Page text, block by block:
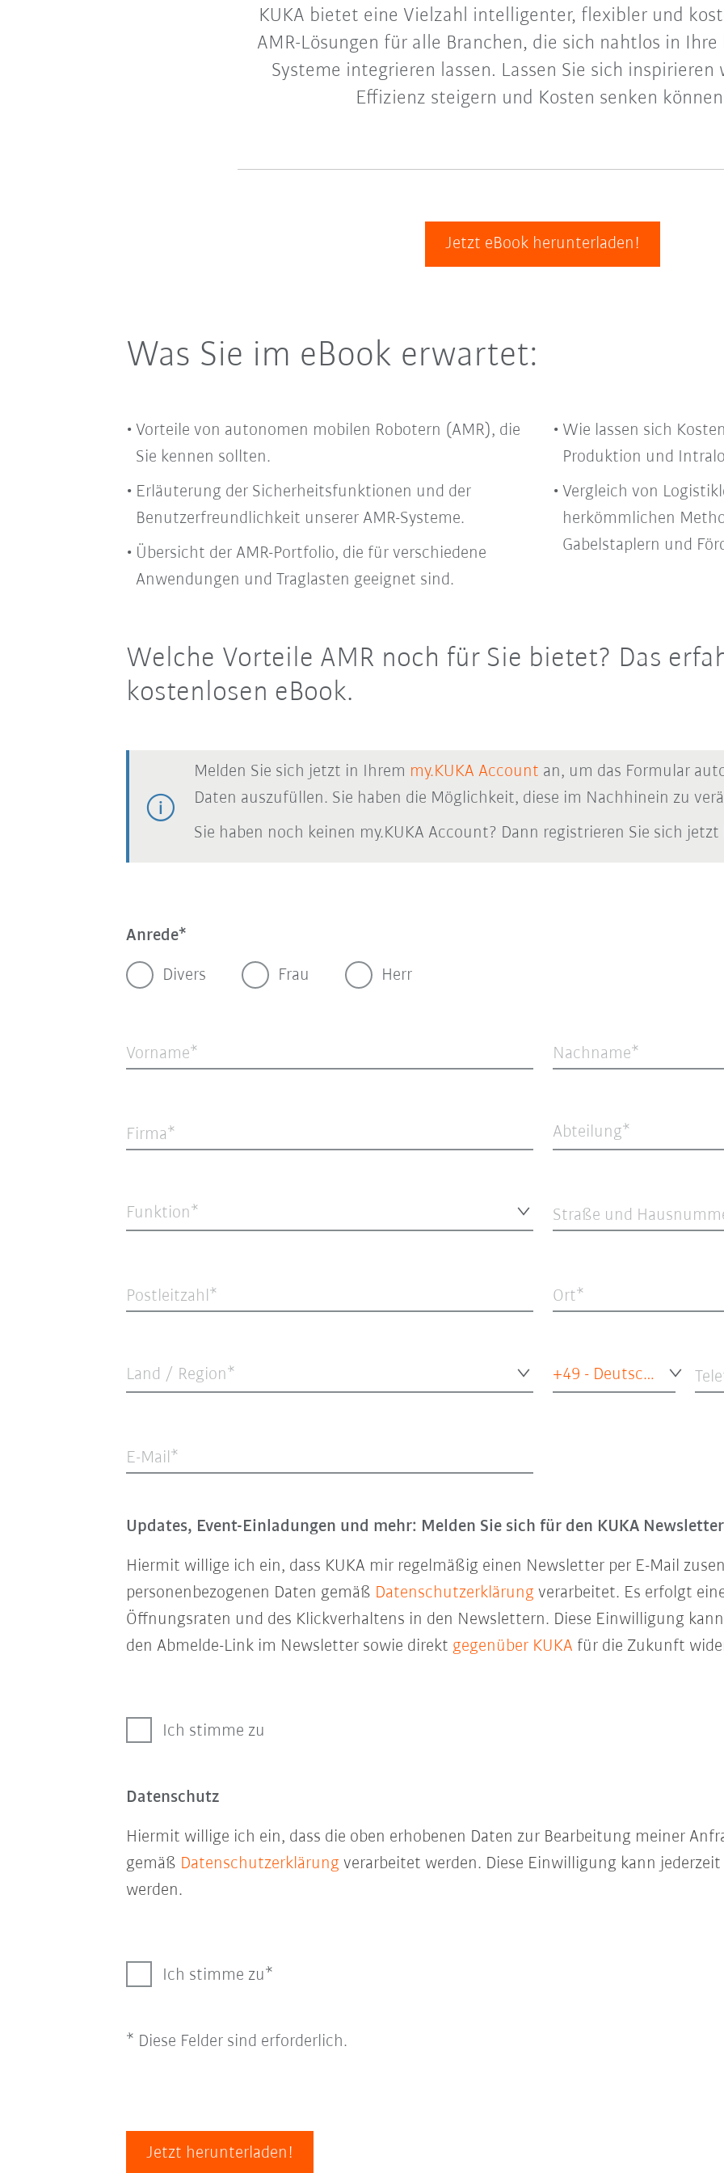
KUKA bietet eine Vielzahl intelligenter, flexibler und
AMR-Lösungen für alle Branchen, die sich nahtlos in Ihre
Systeme integrieren lassen. Lassen Sie sich inspirieren
Effizienz steigern und Kosten senken
Jetzt eBook herunterladen!
Was Sie im eBook erwartet:
Vorteile von autonomen mobilen Robotern (AMR), die
Sie kennen sollten.
Erläuterung der Sicherheitsfunktionen und der
Benutzerfreundlichkeit unserer AMR-Systeme.
Übersicht der AMR-Portfolio, die für verschiedene
Anwendungen und Traglasten geeignet sind.
Wie lassen sich
Produktion und
Vergleich von
herkömmlichen
Gabelstaplern und
Welche Vorteile AMR noch für Sie bietet? Das
kostenlosen eBook.
Melden Sie sich jetzt in Ihrem my.KUKA Account an, um das Formular
Daten auszufüllen. Sie haben die Möglichkeit, diese im Nachhinein zu
Sie haben noch keinen my.KUKA Account? Dann registrieren Sie sich jetzt
Anrede
Divers Frau Herr
Vorname Nachname
Firma Abteilung*
Funktion* Straße und
Postleitzahl Ort
Land / Region* +49 - Deutschland
E-Mail
Updates, Event-Einladungen und mehr: Melden Sie sich für den KUKA
Hiermit willige ich ein, dass KUKA mir regelmäßig einen Newsletter per E-Mail
personenbezogenen Daten gemäß Datenschutzerklärung verarbeitet. Es erfolgt
Öffnungsraten und des Klickverhaltens in den Newslettern. Diese Einwilligung
den Abmelde-Link im Newsletter sowie direkt gegenüber KUKA für die Zukunft
Ich stimme zu
Datenschutz
Hiermit willige ich ein, dass die oben erhobenen Daten zur Bearbeitung meiner
gemäß Datenschutzerklärung verarbeitet werden. Diese Einwilligung kann
werden.
Ich stimme zu
* Diese Felder sind erforderlich.
Jetzt herunterladen!